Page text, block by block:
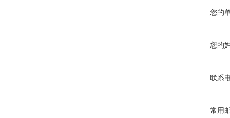
您的
您的
联系
常用